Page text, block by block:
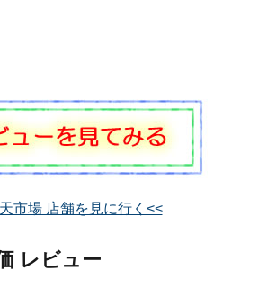
市場 店舗を見に行く<<
レビュー